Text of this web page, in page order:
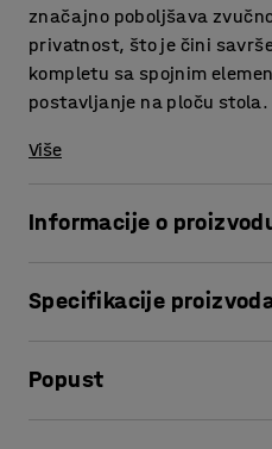
značajno poboljšava
privatnost, što je čini
kompletu sa spojnim
postavljanje na ploču stola.
Više
Informacije o
Pregrade su odlične za
Pregrade možete opremiti
Specifikacije
Širina: 1000
Popust